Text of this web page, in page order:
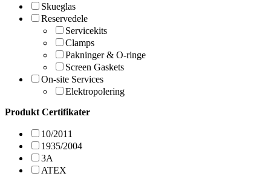
Skueglas
Reservedele
Servicekits
Clamps
Pakninger & O-ringe
Screen Gaskets
On-site Services
Elektropolering
Produkt Certifikater
10/2011
1935/2004
3A
ATEX